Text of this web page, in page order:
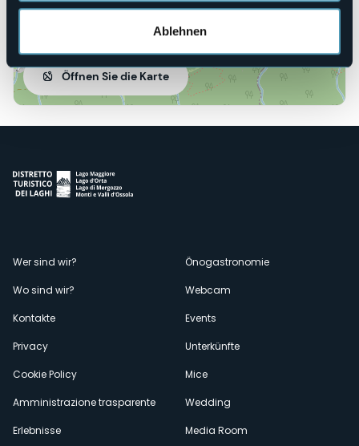
Ablehnen
Öffnen Sie die Karte
Menù
secondario
Wer sind wir?
Wo sind wir?
Kontakte
Privacy
Cookie Policy
Amministrazione trasparente
Erlebnisse
Önogastronomie
Webcam
Events
Unterkünfte
Mice
Wedding
Media Room